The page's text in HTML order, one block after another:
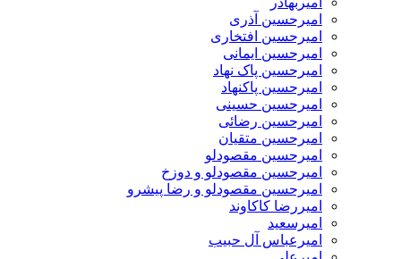
امیرحسین آذری
امیرحسین افتخاری
امیرحسین ایمانی
امیرحسین پاک نهاد
امیرحسین پاکنهاد
امیرحسین حسینی
امیرحسین رضائی
امیرحسین متقیان
امیرحسین مقصودلو
امیرحسین مقصودلو و دوزخ
امیرحسین مقصودلو و رضا پیشرو
امیررضا کاکاوند
امیرسعید
امیرعباس آل حبیب